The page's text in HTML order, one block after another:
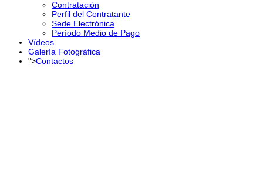
Contratación
Perfil del Contratante
Sede Electrónica
Período Medio de Pago
Vídeos
Galería Fotográfica
">Contactos